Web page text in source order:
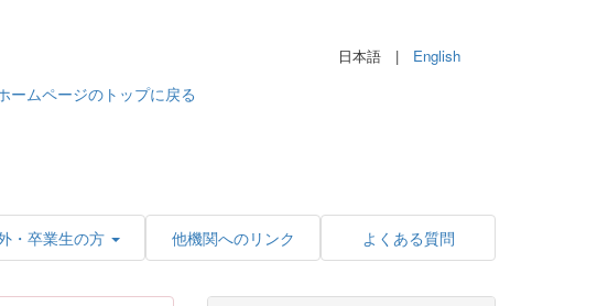
日本語 | English
ームページのトップに戻る
・卒業生の方 他機関へのリンク よくある質問